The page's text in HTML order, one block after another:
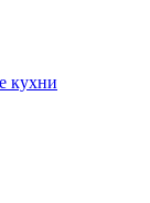
кухни